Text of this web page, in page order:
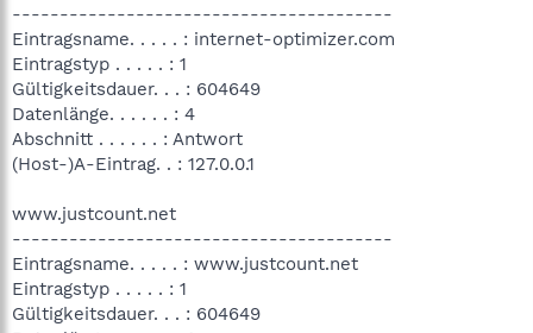
----------------------------------------
Eintragsname. . . . . : internet-optimizer.com
Eintragstyp . . . . . : 1
Gültigkeitsdauer. . . : 604649
Datenlänge. . . . . . : 4
Abschnitt . . . . . . : Antwort
(Host-)A-Eintrag. . : 127.0.0.1
www.justcount.net
----------------------------------------
Eintragsname. . . . . : www.justcount.net
Eintragstyp . . . . . : 1
Gültigkeitsdauer. . . : 604649